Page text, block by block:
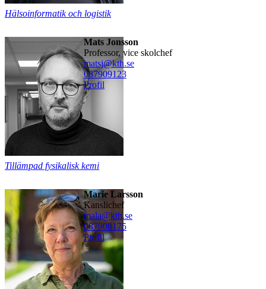
Hälsoinformatik och logistik
Mats Jonsson
professor, vice skolchef
matsj@kth.se
087909123
Profil
Tillämpad fysikalisk kemi
Marie Larsson
kanslichef
mala@kth.se
087908175
Profil